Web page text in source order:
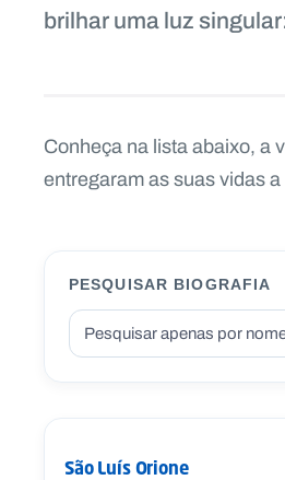
brilhar uma luz
Conheça na lista abaixo, a
entregaram as suas vidas
PESQUISAR BIOGRAFIA
São Luís Orione